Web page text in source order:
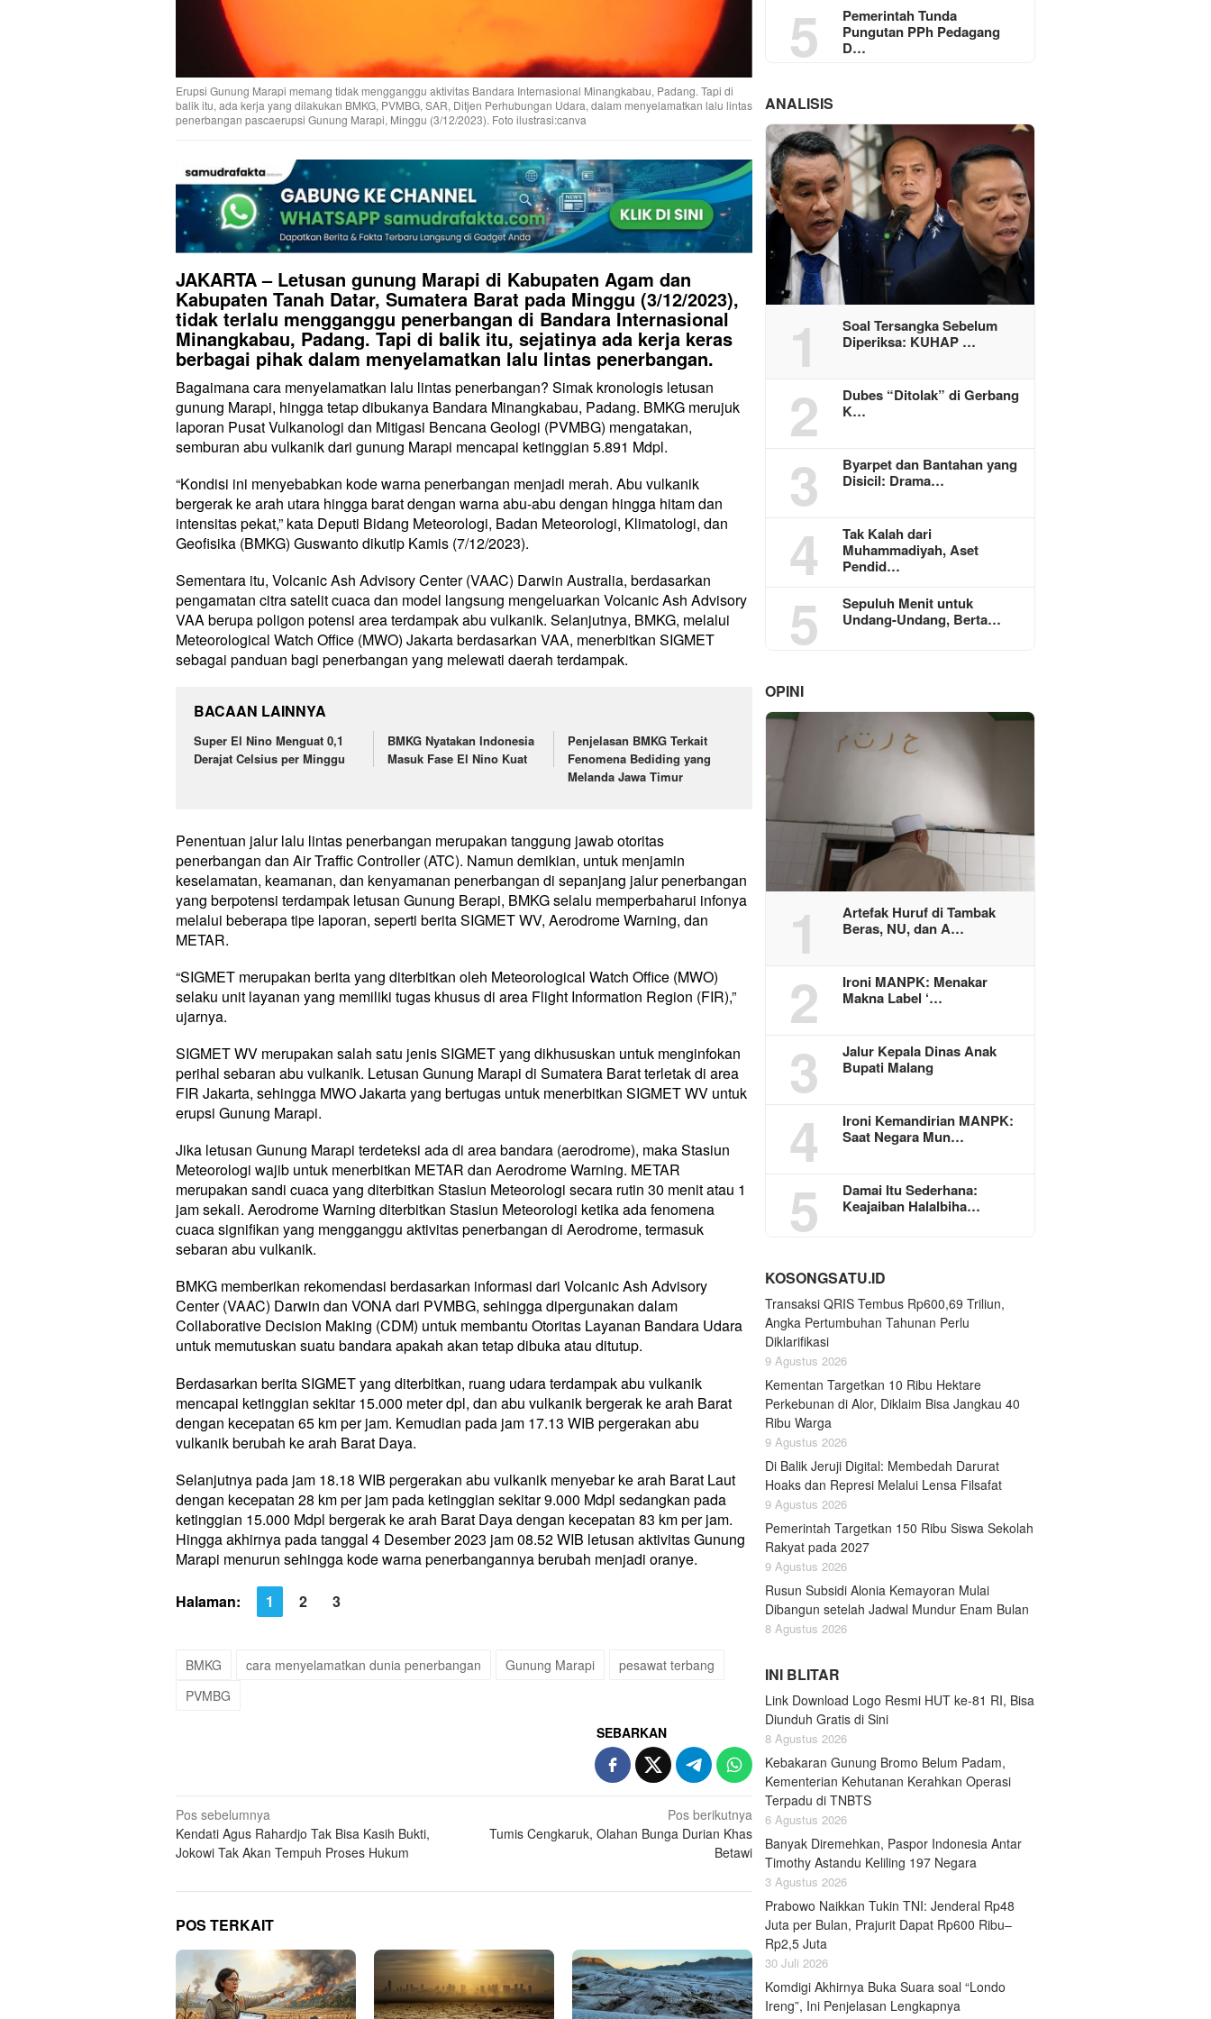
Erupsi Gunung Marapi memang tidak mengganggu aktivitas Bandara Internasional Minangkabau, Padang. Tapi di
balik itu, ada kerja yang dilakukan BMKG, PVMBG, SAR, Ditjen Perhubungan Udara, dalam menyelamatkan lalu lintas
penerbangan pascaerupsi Gunung Marapi, Minggu (3/12/2023). Foto ilustrasi:canva
JAKARTA – Letusan gunung Marapi di Kabupaten Agam dan
Kabupaten Tanah Datar, Sumatera Barat pada Minggu (3/12/2023),
tidak terlalu mengganggu penerbangan di Bandara Internasional
Minangkabau, Padang. Tapi di balik itu, sejatinya ada kerja keras
berbagai pihak dalam menyelamatkan lalu lintas penerbangan.
Bagaimana cara menyelamatkan lalu lintas penerbangan? Simak kronologis letusan
gunung Marapi, hingga tetap dibukanya Bandara Minangkabau, Padang. BMKG merujuk
laporan Pusat Vulkanologi dan Mitigasi Bencana Geologi (PVMBG) mengatakan,
semburan abu vulkanik dari gunung Marapi mencapai ketinggian 5.891 Mdpl.
“Kondisi ini menyebabkan kode warna penerbangan menjadi merah. Abu vulkanik
bergerak ke arah utara hingga barat dengan warna abu-abu dengan hingga hitam dan
intensitas pekat,” kata Deputi Bidang Meteorologi, Badan Meteorologi, Klimatologi, dan
Geofisika (BMKG) Guswanto dikutip Kamis (7/12/2023).
Sementara itu, Volcanic Ash Advisory Center (VAAC) Darwin Australia, berdasarkan
pengamatan citra satelit cuaca dan model langsung mengeluarkan Volcanic Ash Advisory
VAA berupa poligon potensi area terdampak abu vulkanik. Selanjutnya, BMKG, melalui
Meteorological Watch Office (MWO) Jakarta berdasarkan VAA, menerbitkan SIGMET
sebagai panduan bagi penerbangan yang melewati daerah terdampak.
BACAAN LAINNYA
Super El Nino Menguat 0,1
Derajat Celsius per Minggu
BMKG Nyatakan Indonesia
Masuk Fase El Nino Kuat
Penjelasan BMKG Terkait
Fenomena Bediding yang
Melanda Jawa Timur
Penentuan jalur lalu lintas penerbangan merupakan tanggung jawab otoritas
penerbangan dan Air Traffic Controller (ATC). Namun demikian, untuk menjamin
keselamatan, keamanan, dan kenyamanan penerbangan di sepanjang jalur penerbangan
yang berpotensi terdampak letusan Gunung Berapi, BMKG selalu memperbaharui infonya
melalui beberapa tipe laporan, seperti berita SIGMET WV, Aerodrome Warning, dan
METAR.
“SIGMET merupakan berita yang diterbitkan oleh Meteorological Watch Office (MWO)
selaku unit layanan yang memiliki tugas khusus di area Flight Information Region (FIR),”
ujarnya.
SIGMET WV merupakan salah satu jenis SIGMET yang dikhususkan untuk menginfokan
perihal sebaran abu vulkanik. Letusan Gunung Marapi di Sumatera Barat terletak di area
FIR Jakarta, sehingga MWO Jakarta yang bertugas untuk menerbitkan SIGMET WV untuk
erupsi Gunung Marapi.
Jika letusan Gunung Marapi terdeteksi ada di area bandara (aerodrome), maka Stasiun
Meteorologi wajib untuk menerbitkan METAR dan Aerodrome Warning. METAR
merupakan sandi cuaca yang diterbitkan Stasiun Meteorologi secara rutin 30 menit atau 1
jam sekali. Aerodrome Warning diterbitkan Stasiun Meteorologi ketika ada fenomena
cuaca signifikan yang mengganggu aktivitas penerbangan di Aerodrome, termasuk
sebaran abu vulkanik.
BMKG memberikan rekomendasi berdasarkan informasi dari Volcanic Ash Advisory
Center (VAAC) Darwin dan VONA dari PVMBG, sehingga dipergunakan dalam
Collaborative Decision Making (CDM) untuk membantu Otoritas Layanan Bandara Udara
untuk memutuskan suatu bandara apakah akan tetap dibuka atau ditutup.
Berdasarkan berita SIGMET yang diterbitkan, ruang udara terdampak abu vulkanik
mencapai ketinggian sekitar 15.000 meter dpl, dan abu vulkanik bergerak ke arah Barat
dengan kecepatan 65 km per jam. Kemudian pada jam 17.13 WIB pergerakan abu
vulkanik berubah ke arah Barat Daya.
Selanjutnya pada jam 18.18 WIB pergerakan abu vulkanik menyebar ke arah Barat Laut
dengan kecepatan 28 km per jam pada ketinggian sekitar 9.000 Mdpl sedangkan pada
ketinggian 15.000 Mdpl bergerak ke arah Barat Daya dengan kecepatan 83 km per jam.
Hingga akhirnya pada tanggal 4 Desember 2023 jam 08.52 WIB letusan aktivitas Gunung
Marapi menurun sehingga kode warna penerbangannya berubah menjadi oranye.
Halaman: 1 2 3
BMKG cara menyelamatkan dunia penerbangan Gunung Marapi
pesawat terbang
PVMBG
SEBARKAN
Navigasi
pos
Pos sebelumnya
Kendati Agus Rahardjo Tak Bisa Kasih Bukti,
Jokowi Tak Akan Tempuh Proses Hukum
Pos berikutnya
Tumis Cengkaruk, Olahan Bunga Durian Khas
Betawi
POS TERKAIT
5
Pemerintah Tunda
Pungutan PPh Pedagang
D…
ANALISIS
1
Soal Tersangka Sebelum
Diperiksa: KUHAP …
2
Dubes “Ditolak” di Gerbang
K…
3
Byarpet dan Bantahan yang
Disicil: Drama…
4
Tak Kalah dari
Muhammadiyah, Aset
Pendid…
5
Sepuluh Menit untuk
Undang-Undang, Berta…
OPINI
1
Artefak Huruf di Tambak
Beras, NU, dan A…
2
Ironi MANPK: Menakar
Makna Label ‘…
3
Jalur Kepala Dinas Anak
Bupati Malang
4
Ironi Kemandirian MANPK:
Saat Negara Mun…
5
Damai Itu Sederhana:
Keajaiban Halalbiha…
KOSONGSATU.ID
Transaksi QRIS Tembus Rp600,69 Triliun,
Angka Pertumbuhan Tahunan Perlu
Diklarifikasi
9 Agustus 2026
Kementan Targetkan 10 Ribu Hektare
Perkebunan di Alor, Diklaim Bisa Jangkau 40
Ribu Warga
9 Agustus 2026
Di Balik Jeruji Digital: Membedah Darurat
Hoaks dan Represi Melalui Lensa Filsafat
9 Agustus 2026
Pemerintah Targetkan 150 Ribu Siswa Sekolah
Rakyat pada 2027
9 Agustus 2026
Rusun Subsidi Alonia Kemayoran Mulai
Dibangun setelah Jadwal Mundur Enam Bulan
8 Agustus 2026
INI BLITAR
Link Download Logo Resmi HUT ke-81 RI, Bisa
Diunduh Gratis di Sini
8 Agustus 2026
Kebakaran Gunung Bromo Belum Padam,
Kementerian Kehutanan Kerahkan Operasi
Terpadu di TNBTS
6 Agustus 2026
Banyak Diremehkan, Paspor Indonesia Antar
Timothy Astandu Keliling 197 Negara
3 Agustus 2026
Prabowo Naikkan Tukin TNI: Jenderal Rp48
Juta per Bulan, Prajurit Dapat Rp600 Ribu–
Rp2,5 Juta
30 Juli 2026
Komdigi Akhirnya Buka Suara soal “Londo
Ireng”, Ini Penjelasan Lengkapnya